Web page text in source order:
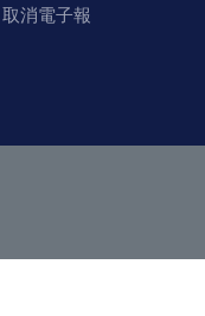
取消電子報